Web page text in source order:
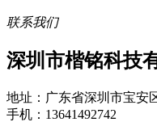
联系我们
深圳市楷铭科技
地址：广东省深圳市宝安
手机：13641492742